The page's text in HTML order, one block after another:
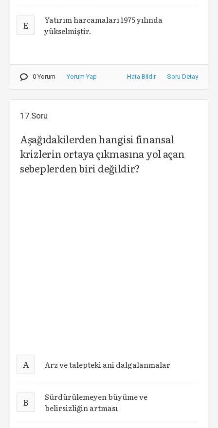
E
Yatırım harcamaları 1975 yılında
yükselmiştir.
0 Yorum Yorum Yap Hata Bildir Soru Detay
17.Soru
Aşağıdakilerden hangisi finansal
krizlerin ortaya çıkmasına yol açan
sebeplerden biri değildir?
A Arz ve talepteki ani dalgalanmalar
B
Sürdürülemeyen büyüme ve
belirsizliğin artması